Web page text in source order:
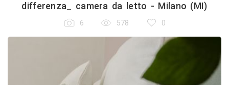
differenza_ camera da letto - Milano (MI)
6 578 0